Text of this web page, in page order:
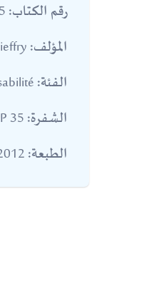
رقم الكتاب:
المؤلف:
الفئة:
الشفرة:
الطبعة: